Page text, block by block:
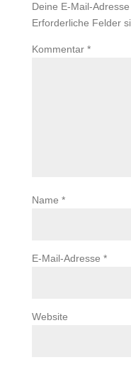
Deine E-Mail-
Erforderliche Felder
Kommentar *
Name *
E-Mail-Adresse *
Website